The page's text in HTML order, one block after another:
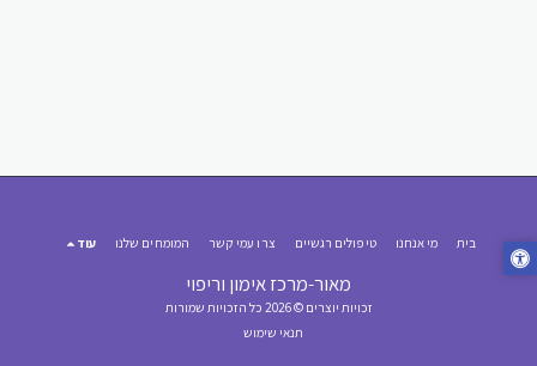
מאור-מרכז אימון וריפוי
זכויות יוצרים © 2026 כל הזכויות שמורות
תנאי שימוש
בית מי אנחנו טיפולים רגשיים צרו עמי קשר המומחים שלנו עוד